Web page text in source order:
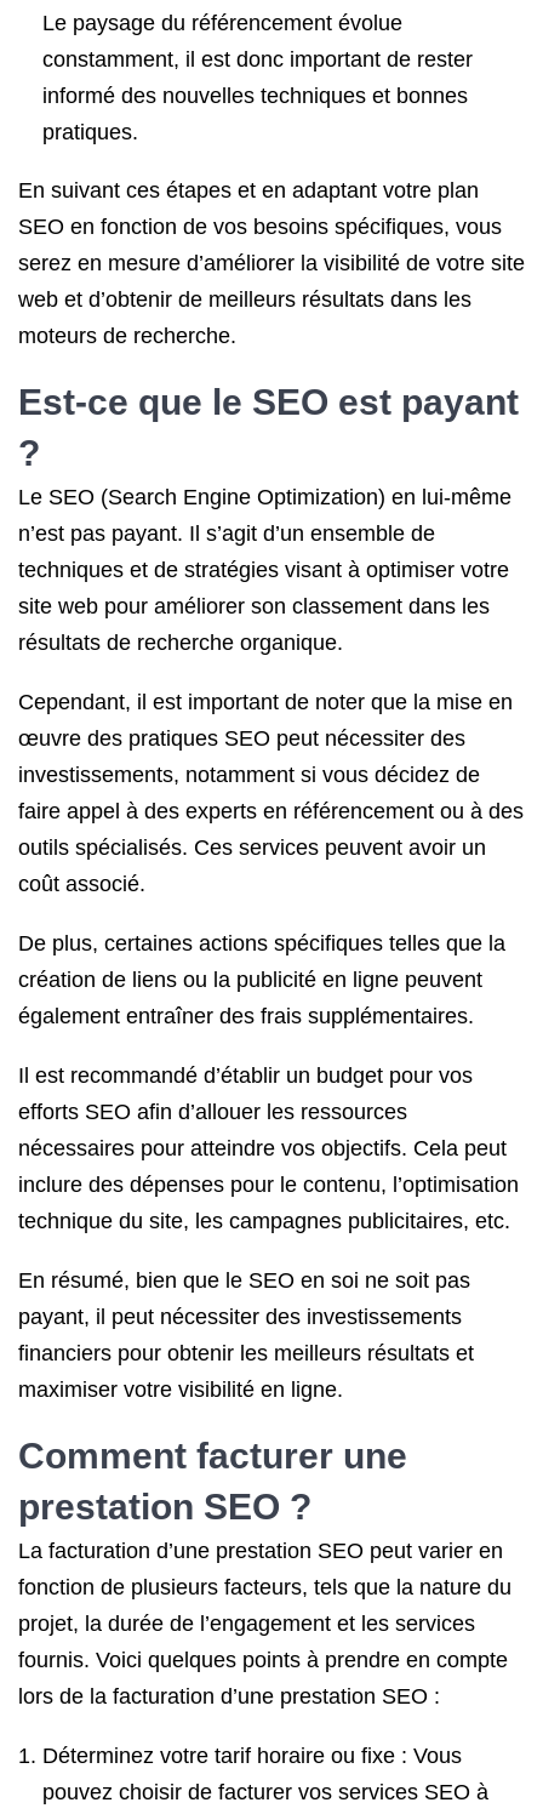
Le paysage du référencement évolue
constamment, il est donc important de rester
informé des nouvelles techniques et bonnes
pratiques.
En suivant ces étapes et en adaptant votre plan
SEO en fonction de vos besoins spécifiques, vous
serez en mesure d’améliorer la visibilité de votre site
web et d’obtenir de meilleurs résultats dans les
moteurs de recherche.
Est-ce que le SEO est payant
?
Le SEO (Search Engine Optimization) en lui-même
n’est pas payant. Il s’agit d’un ensemble de
techniques et de stratégies visant à optimiser votre
site web pour améliorer son classement dans les
résultats de recherche organique.
Cependant, il est important de noter que la mise en
œuvre des pratiques SEO peut nécessiter des
investissements, notamment si vous décidez de
faire appel à des experts en référencement ou à des
outils spécialisés. Ces services peuvent avoir un
coût associé.
De plus, certaines actions spécifiques telles que la
création de liens ou la publicité en ligne peuvent
également entraîner des frais supplémentaires.
Il est recommandé d’établir un budget pour vos
efforts SEO afin d’allouer les ressources
nécessaires pour atteindre vos objectifs. Cela peut
inclure des dépenses pour le contenu, l’optimisation
technique du site, les campagnes publicitaires, etc.
En résumé, bien que le SEO en soi ne soit pas
payant, il peut nécessiter des investissements
financiers pour obtenir les meilleurs résultats et
maximiser votre visibilité en ligne.
Comment facturer une
prestation SEO ?
La facturation d’une prestation SEO peut varier en
fonction de plusieurs facteurs, tels que la nature du
projet, la durée de l’engagement et les services
fournis. Voici quelques points à prendre en compte
lors de la facturation d’une prestation SEO :
Déterminez votre tarif horaire ou fixe : Vous
pouvez choisir de facturer vos services SEO à